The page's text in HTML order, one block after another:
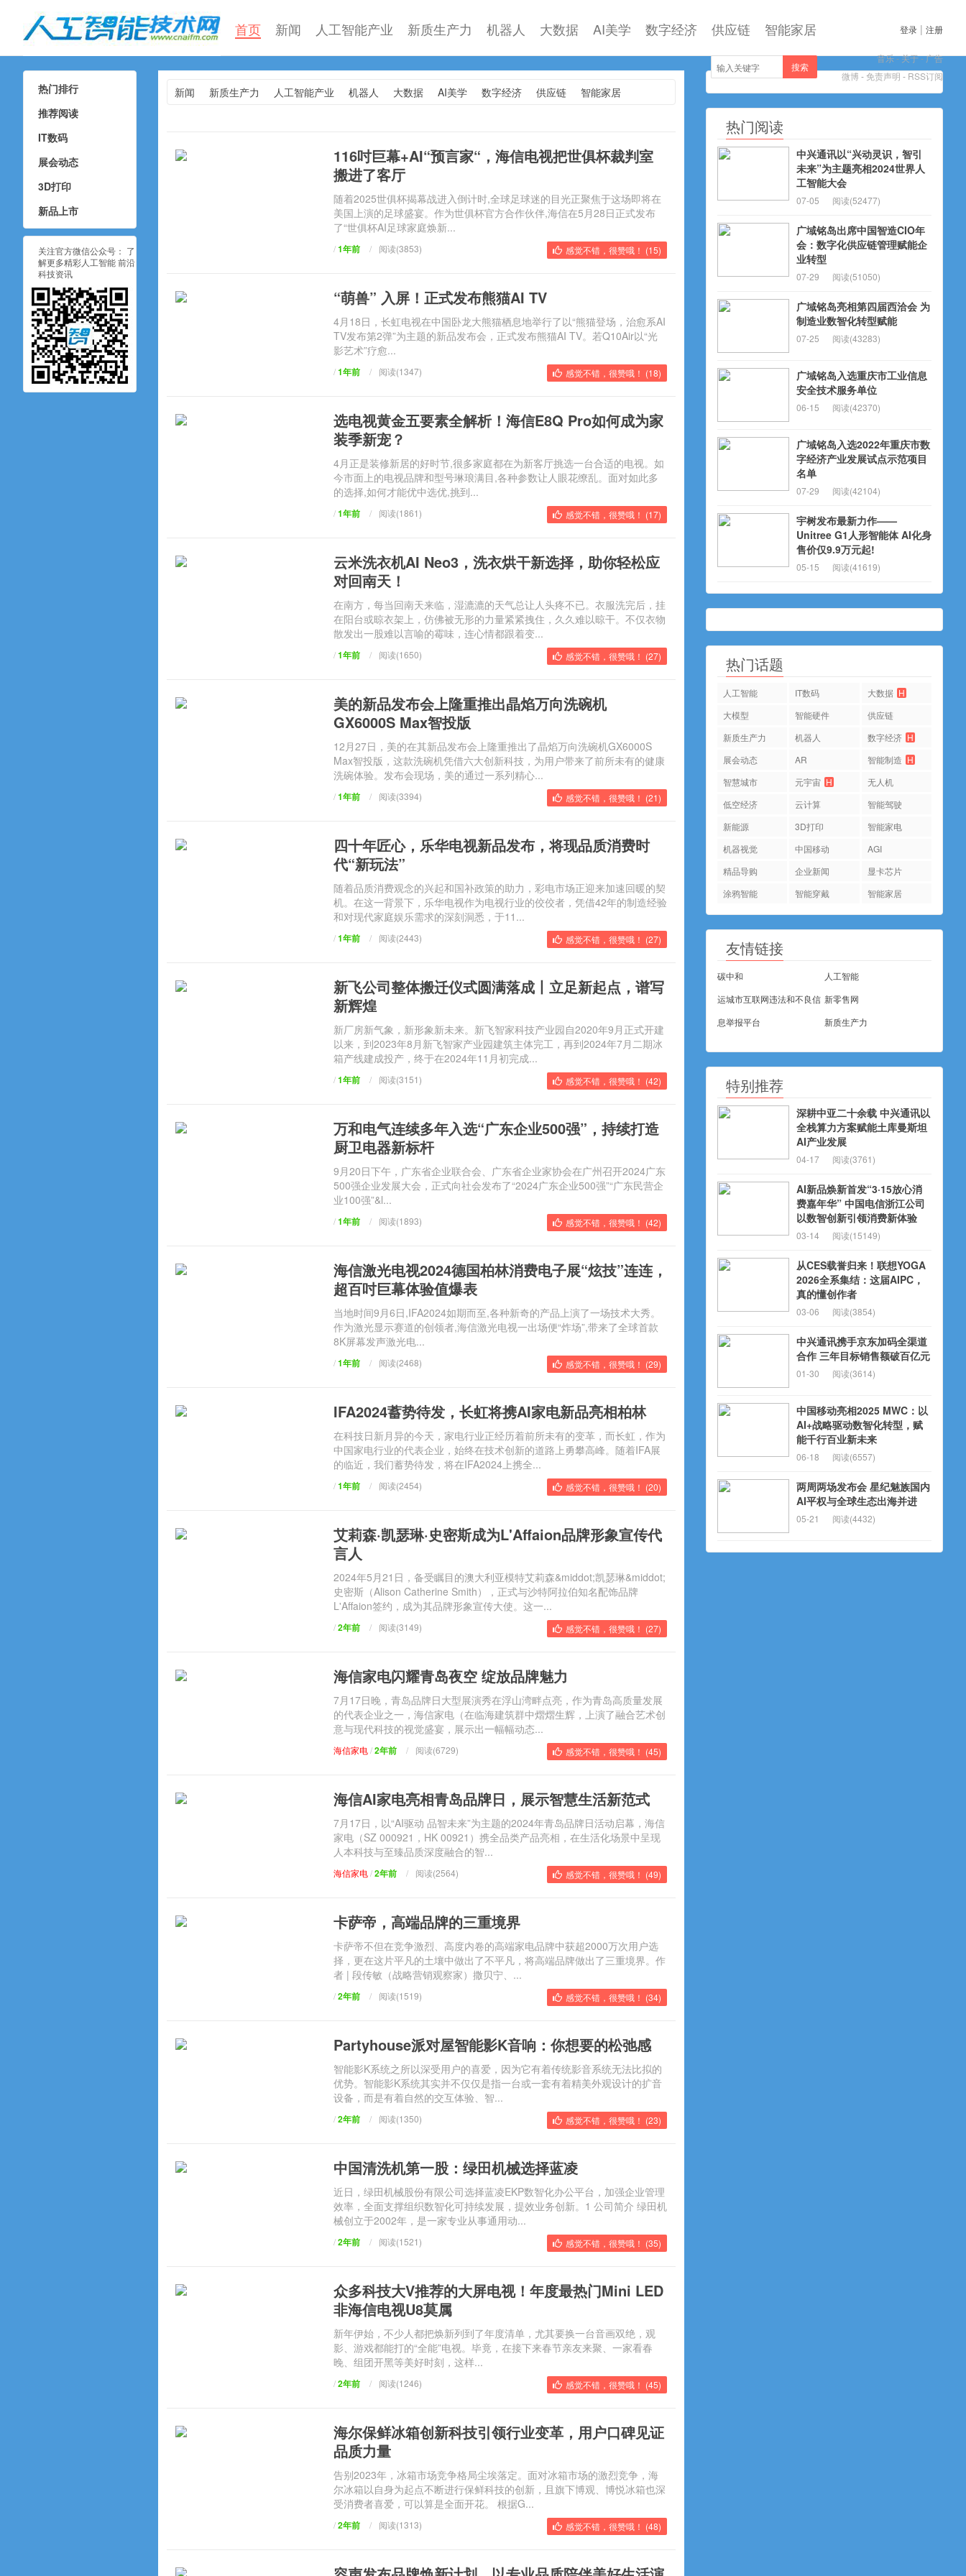
人工智能技术网
首页 新闻 人工智能产业 新质生产力 机器人 大数据 AI美学 数字经济 供应链 智能家居 登录 | 注册
音乐-关于-广告
微博 - 免责声明 - RSS订阅
搜索
新闻 新质生产力 人工智能产业 机器人 大数据 AI美学 数字经济 供应链 智能家居
116吋巨幕+AI“预言家“，海信电视把世俱杯裁判室
搬进了客厅
随着2025世俱杯揭幕战进入倒计时,全球足球迷的目光正聚焦于这场即将在
美国上演的足球盛宴。作为世俱杯官方合作伙伴,海信在5月28日正式发布
了“世俱杯AI足球家庭焕新...
/1年前 / 感觉不错，很赞哦！ (15)
阅读(3853)
“萌兽” 入屏！正式发布熊猫AI TV
4月18日，长虹电视在中国卧龙大熊猫栖息地举行了以“熊猫登场，治愈系AI
TV发布第2弹”为主题的新品发布会，正式发布熊猫AI TV。若Q10Air以“光
影艺术”疗愈...
/1年前 / 感觉不错，很赞哦！ (18)
阅读(1347)
选电视黄金五要素全解析！海信E8Q Pro如何成为家
装季新宠？
4月正是装修新居的好时节,很多家庭都在为新客厅挑选一台合适的电视。如
今市面上的电视品牌和型号琳琅满目,各种参数让人眼花缭乱。面对如此多
的选择,如何才能优中选优,挑到...
/1年前 / 感觉不错，很赞哦！ (17)
阅读(1861)
云米洗衣机AI Neo3，洗衣烘干新选择，助你轻松应
对回南天！
在南方，每当回南天来临，湿漉漉的天气总让人头疼不已。衣服洗完后，挂
在阳台或晾衣架上，仿佛被无形的力量紧紧拽住，久久难以晾干。不仅衣物
散发出一股难以言喻的霉味，连心情都跟着变...
/1年前 / 感觉不错，很赞哦！ (27)
阅读(1650)
美的新品发布会上隆重推出晶焰万向洗碗机
GX6000S Max智投版
12月27日，美的在其新品发布会上隆重推出了晶焰万向洗碗机GX6000S
Max智投版，这款洗碗机凭借六大创新科技，为用户带来了前所未有的健康
洗碗体验。发布会现场，美的通过一系列精心...
/1年前 / 感觉不错，很赞哦！ (21)
阅读(3394)
四十年匠心，乐华电视新品发布，将现品质消费时
代“新玩法”
随着品质消费观念的兴起和国补政策的助力，彩电市场正迎来加速回暖的契
机。在这一背景下，乐华电视作为电视行业的佼佼者，凭借42年的制造经验
和对现代家庭娱乐需求的深刻洞悉，于11...
/1年前 / 感觉不错，很赞哦！ (27)
阅读(2443)
新飞公司整体搬迁仪式圆满落成丨立足新起点，谱写
新辉煌
新厂房新气象，新形象新未来。新飞智家科技产业园自2020年9月正式开建
以来，到2023年8月新飞智家产业园建筑主体完工，再到2024年7月二期冰
箱产线建成投产，终于在2024年11月初完成...
/1年前 / 感觉不错，很赞哦！ (42)
阅读(3151)
万和电气连续多年入选“广东企业500强”，持续打造
厨卫电器新标杆
9月20日下午，广东省企业联合会、广东省企业家协会在广州召开2024广东
500强企业发展大会，正式向社会发布了“2024广东企业500强”“广东民营企
业100强”&l...
/1年前 / 感觉不错，很赞哦！ (42)
阅读(1893)
海信激光电视2024德国柏林消费电子展“炫技”连连，
超百吋巨幕体验值爆表
当地时间9月6日,IFA2024如期而至,各种新奇的产品上演了一场技术大秀。
作为激光显示赛道的创领者,海信激光电视一出场便“炸场”,带来了全球首款
8K屏幕发声激光电...
/1年前 / 感觉不错，很赞哦！ (29)
阅读(2468)
IFA2024蓄势待发，长虹将携AI家电新品亮相柏林
在科技日新月异的今天，家电行业正经历着前所未有的变革，而长虹，作为
中国家电行业的代表企业，始终在技术创新的道路上勇攀高峰。随着IFA展
的临近，我们蓄势待发，将在IFA2024上携全...
/1年前 / 感觉不错，很赞哦！ (20)
阅读(2454)
艾莉森·凯瑟琳·史密斯成为L'Affaion品牌形象宣传代
言人
2024年5月21日，备受瞩目的澳大利亚模特艾莉森&middot;凯瑟琳&middot;
史密斯（Alison Catherine Smith），正式与沙特阿拉伯知名配饰品牌
L'Affaion签约，成为其品牌形象宣传大使。这一...
/2年前 / 感觉不错，很赞哦！ (27)
阅读(3149)
海信家电闪耀青岛夜空 绽放品牌魅力
7月17日晚，青岛品牌日大型展演秀在浮山湾畔点亮，作为青岛高质量发展
的代表企业之一，海信家电（在临海建筑群中熠熠生辉，上演了融合艺术创
意与现代科技的视觉盛宴，展示出一幅幅动态...
海信家电/2年前 / 感觉不错，很赞哦！ (45)
阅读(6729)
海信AI家电亮相青岛品牌日，展示智慧生活新范式
7月17日，以“AI驱动 品智未来”为主题的2024年青岛品牌日活动启幕，海信
家电（SZ 000921，HK 00921）携全品类产品亮相，在生活化场景中呈现
人本科技与至臻品质深度融合的智...
海信家电/2年前 / 感觉不错，很赞哦！ (49)
阅读(2564)
卡萨帝，高端品牌的三重境界
卡萨帝不但在竞争激烈、高度内卷的高端家电品牌中获超2000万次用户选
择，更在这片平凡的土壤中做出了不平凡，将高端品牌做出了三重境界。作
者 | 段传敏（战略营销观察家）撒贝宁、...
/2年前 / 感觉不错，很赞哦！ (34)
阅读(1519)
Partyhouse派对屋智能影K音响：你想要的松弛感
智能影K系统之所以深受用户的喜爱，因为它有着传统影音系统无法比拟的
优势。智能影K系统其实并不仅仅是指一台或一套有着精美外观设计的扩音
设备，而是有着自然的交互体验、智...
/2年前 / 感觉不错，很赞哦！ (23)
阅读(1350)
中国清洗机第一股：绿田机械选择蓝凌
近日，绿田机械股份有限公司选择蓝凌EKP数智化办公平台，加强企业管理
效率，全面支撑组织数智化可持续发展，提效业务创新。1 公司简介 绿田机
械创立于2002年，是一家专业从事通用动...
/2年前 / 感觉不错，很赞哦！ (35)
阅读(1521)
众多科技大V推荐的大屏电视！年度最热门Mini LED
非海信电视U8莫属
新年伊始，不少人都把焕新列到了年度清单，尤其要换一台音画双绝，观
影、游戏都能打的“全能”电视。毕竟，在接下来春节亲友来聚、一家看春
晚、组团开黑等美好时刻，这样...
/2年前 / 感觉不错，很赞哦！ (45)
阅读(1246)
海尔保鲜冰箱创新科技引领行业变革，用户口碑见证
品质力量
告别2023年，冰箱市场竞争格局尘埃落定。面对冰箱市场的激烈竞争，海
尔冰箱以自身为起点不断进行保鲜科技的创新，且旗下博观、博悦冰箱也深
受消费者喜爱，可以算是全面开花。 根据G...
/2年前 / 感觉不错，很赞哦！ (48)
阅读(1313)
热门排行
推荐阅读
IT数码
展会动态
3D打印
新品上市
关注官方微信公众号： 了
解更多精彩人工智能 前沿
科技资讯
热门阅读
中兴通讯以“兴动灵识，智引
未来”为主题亮相2024世界人
工智能大会
07-05 阅读(52477)
广域铭岛出席中国智造CIO年
会：数字化供应链管理赋能企
业转型
07-29 阅读(51050)
广域铭岛亮相第四届西洽会 为
制造业数智化转型赋能
07-25 阅读(43283)
广域铭岛入选重庆市工业信息
安全技术服务单位
06-15 阅读(42370)
广域铭岛入选2022年重庆市数
字经济产业发展试点示范项目
名单
07-29 阅读(42104)
宇树发布最新力作——
Unitree G1人形智能体 AI化身
售价仅9.9万元起!
05-15 阅读(41619)
热门话题
人工智能 IT数码 大数据 H
大模型
智能硬件
供应链
新质生产力
机器人 数字经济 H
展会动态
AR 智能制造 H
智慧城市
元宇宙 H
无人机
低空经济
云计算
智能驾驶
新能源
3D打印
智能家电
机器视觉
中国移动
AGI
精品导购
企业新闻
显卡芯片
涂鸦智能
智能穿戴 智能家居
友情链接
碳中和
人工智能
运城市互联网违法和不良信
息举报平台
新零售网
新质生产力
特别推荐
深耕中亚二十余载 中兴通讯以
全栈算力方案赋能土库曼斯坦
AI产业发展
04-17 阅读(3761)
AI新品焕新首发“3·15放心消
费嘉年华” 中国电信浙江公司
以数智创新引领消费新体验
03-14 阅读(15149)
从CES载誉归来！联想YOGA
2026全系集结：这届AIPC，
真的懂创作者
03-06 阅读(3854)
中兴通讯携手京东加码全渠道
合作 三年目标销售额破百亿元
01-30 阅读(3614)
中国移动亮相2025 MWC：以
AI+战略驱动数智化转型，赋
能千行百业新未来
06-18 阅读(6557)
两周两场发布会 星纪魅族国内
AI平权与全球生态出海并进
05-21 阅读(4432)